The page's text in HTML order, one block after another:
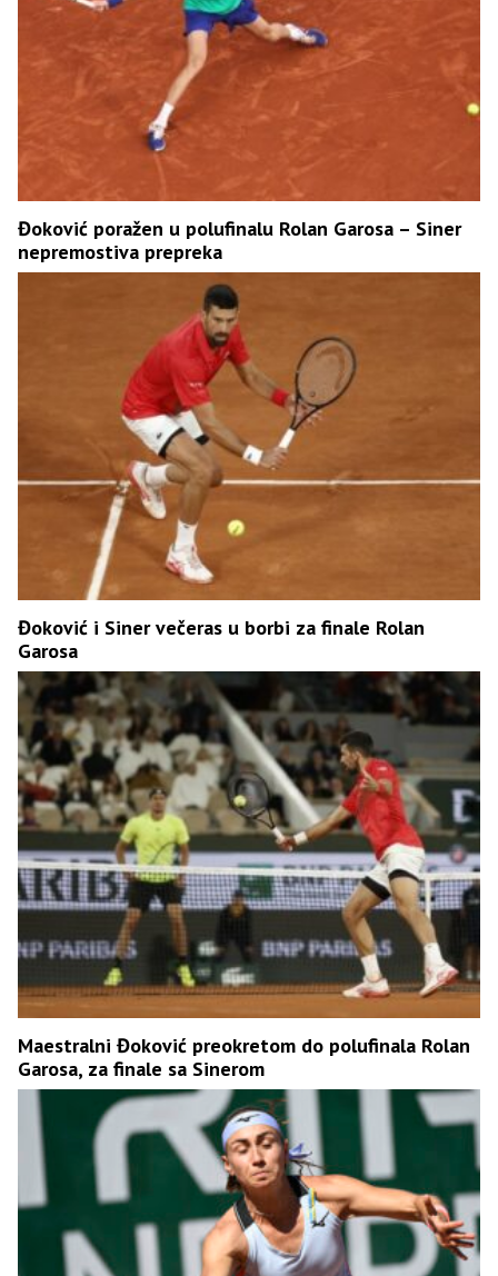
Đoković poražen u polufinalu Rolan Garosa – Siner
nepremostiva prepreka
Đoković i Siner večeras u borbi za finale Rolan
Garosa
Maestralni Đoković preokretom do polufinala Rolan
Garosa, za finale sa Sinerom